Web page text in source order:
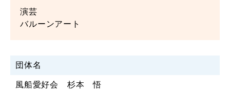
演芸
バルーンアート
団体名
風船愛好会 杉本 悟